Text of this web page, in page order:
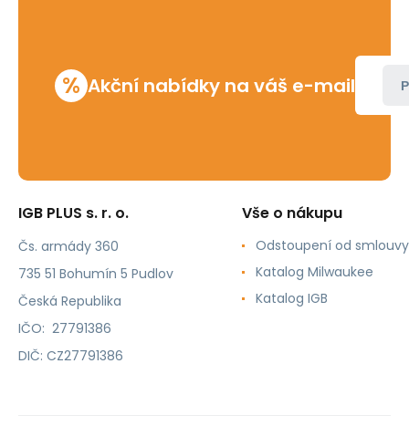
% Akční nabídky na váš e-mail
IGB PLUS s. r. o.
Čs. armády 360
735 51 Bohumín 5 Pudlov
Česká Republika
IČO: 27791386
DIČ: CZ27791386
Vše o nákupu
Odstoupení od smlouvy
Katalog Milwaukee
Katalog IGB